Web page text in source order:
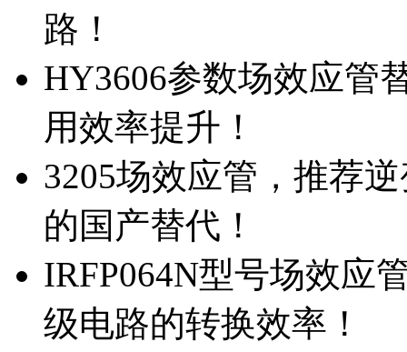
路！
HY3606参数场效应管
用效率提升！
3205场效应管，推荐
的国产替代！
IRFP064N型号场效应
级电路的转换效率！